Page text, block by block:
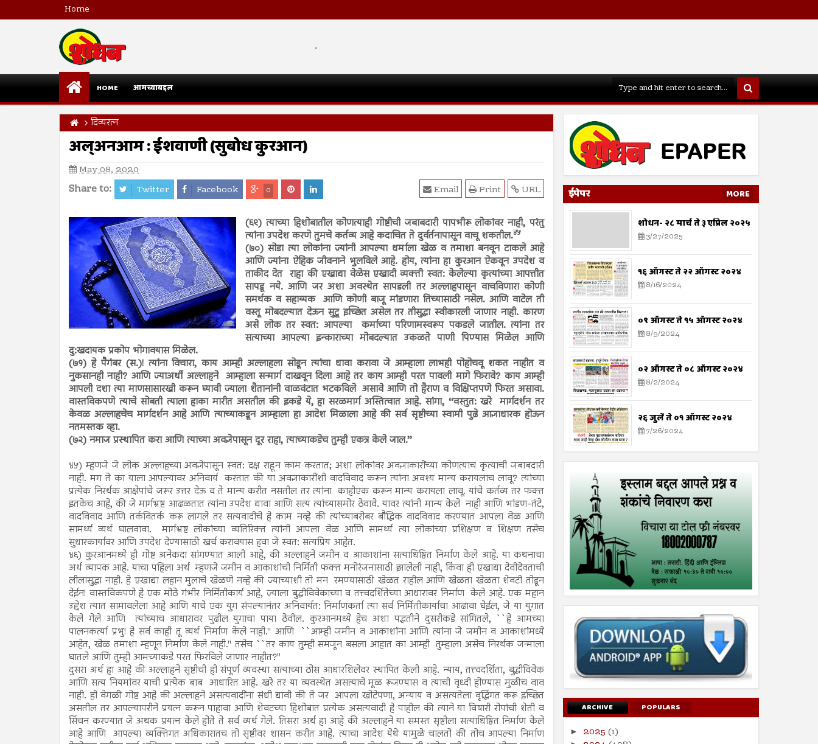
Home
.
HOME आमच्याबद्दल
दिव्यरत्न
अल्अनआम : ईशवाणी (सुबोध कुरआन)
May 08, 2020
Share to: Twitter Facebook 0 URL
Print
Email
(६९) त्याच्या हिशोबातील कोणत्याही गोष्टीची जबाबदारी पापभीरू लोकांवर नाही, परंतु
त्यांना उपदेश करणे तुमचे कर्तव्य आहे कदाचित ते दुर्वर्तनापासून वाचू शकतील.४५
(७०) सोडा त्या लोकांना ज्यांनी आपल्या धर्माला खेळ व तमाशा बनवून टाकले आहे
आणि ज्यांना ऐहिक जीवनाने भुलविले आहे. होय, त्यांना हा कुरआन ऐकवून उपदेश व
ताकीद देत राहा की एखाद्या वेळेस एखादी व्यक्ती स्वत: केलेल्या कृत्यांच्या आपत्तीत
सापडू नये. आणि जर अशा अवस्थेत सापडली तर अल्लाहपासून वाचविणारा कोणी
समर्थक व सहाय्यक आणि कोणी बाजू मांडणारा तिच्यासाठी नसेल. आणि वाटेल ती
वस्तू मोबदल्यात देऊन सुटू इच्छित असेल तर तीसुद्धा स्वीकारली जाणार नाही. कारण
असे लोक तर स्वत: आपल्या कर्माच्या परिणामस्वरूप पकडले जातील. त्यांना तर
सत्याच्या आपल्या इन्काराच्या मोबदल्यात उकळते पाणी पिण्यास मिळेल आणि
दु:खदायक प्रकोप भोगावयास मिळेल.
(७१) हे पैगंबर (स.)! त्यांना विचारा, काय आम्ही अल्लाहला सोडून त्यांचा धावा करावा जे आम्हाला लाभही पोहोचवू शकत नाहीत व
नुकसानही नाही? आणि ज्याअर्थी अल्लाहने आम्हाला सन्मार्ग दाखवून दिला आहे तर काय आम्ही परत पावली मागे फिरावे? काय आम्ही
आपली दशा त्या माणसासारखी करून घ्यावी ज्याला शैतानांनी वाळवंटात भटकविले असावे आणि तो हैराण व विक्षिप्तपणे फिरत असावा.
वास्तविकपणे त्याचे सोबती त्याला हाका मारीत असतील की इकडे ये, हा सरळमार्ग अस्तित्वात आहे. सांगा, ‘‘वस्तुत: खरे मार्गदर्शन तर
केवळ अल्लाहचेच मार्गदर्शन आहे आणि त्याच्याकडून आम्हाला हा आदेश मिळाला आहे की सर्व सृष्टीच्या स्वामी पुढे आज्ञाधारक होऊन
नतमस्तक व्हा.
(७२) नमाज प्रस्थापित करा आणि त्याच्या अवज्ञेपासून दूर राहा, त्याच्याकडेच तुम्ही एकत्र केले जाल.’’
४५) म्हणजे जे लोक अल्लाहच्या अवज्ञेपासून स्वत: दक्ष राहून काम करतात; अशा लोकांवर अवज्ञाकारींच्या कोणत्याच कृत्याची जबाबदारी
नाही. मग ते का याला आपल्यावर अनिवार्य करतात की या अवज्ञाकारींशी वादविवाद करून त्यांना अवश्य मान्य करायलाच लावू? त्यांच्या
प्रत्येक निरर्थक आक्षेपांचे जरूर उत्तर देऊ व ते मान्य करीत नसतील तर त्यांना काहीएक करून मान्य करायला लावू. यांचे कर्तव्य तर फक्त
इतकेच आहे, की जे मार्गभ्रष्ट आढळतात त्यांना उपदेश द्यावा आणि सत्य त्यांच्यासमोर ठेवावे. यावर त्यांनी मान्य केले नाही आणि भांडण-तंटे,
वादविवाद आणि तर्कवितर्क करू लागले तर सत्यवादीचे हे काम नव्हे की त्यांच्याबरोबर बौद्धिक वादविवाद करण्यात आपला वेळ आणि
सामर्थ्य व्यर्थ घालवावा. मार्गभ्रष्ट लोकांच्या व्यतिरिक्त त्यांनी आपला वेळ आणि सामर्थ्य त्या लोकांच्या प्रशिक्षण व शिक्षण तसेच
सुधारकार्यावर आणि उपदेश देण्यासाठी खर्च करावयास हवा जे स्वत: सत्यप्रिय आहेत.
४६) कुरआनमध्ये ही गोष्ट अनेकदा सांगण्यात आली आहे, की अल्लाहने जमीन व आकाशांना सत्याधिष्ठित निर्माण केले आहे. या कथनाचा
अर्थ व्यापक आहे. याचा पहिला अर्थ म्हणजे जमीन व आकाशांची निर्मिती फक्त मनोरंजनासाठी झालेली नाही, किंवा ही एखाद्या देवीदेवताची
लीलासुद्धा नाही. हे एखाद्या लहान मुलाचे खेळणे नव्हे की ज्याच्याशी तो मन रमण्यासाठी खेळत राहील आणि खेळता खेळता शेवटी तोडून
देईन! वास्तविकपणे हे एक मोठे गंभीर निर्मितीकार्य आहे, ज्याला बुद्धीविवेकाच्या व तत्त्वदर्शितेच्या आधारावर निर्माण केले आहे. एक महान
उद्देश त्यात सामावलेला आहे आणि याचे एक युग संपल्यानंतर अनिवार्यत: निर्माणकर्ता त्या सर्व निर्मितीकार्याचा आढावा घेईल, जे या युगात
केले गेले आणि त्यांच्याच आधारावर पुढील युगाचा पाया ठेवील. कुरआनमध्ये हेच अशा पद्धतीने दुसरीकडे सांगितले, ``हे आमच्या
पालनकर्त्या प्रभु! हे सर्व काही तू व्यर्थ निर्माण केले नाही.'' आणि ``आम्ही जमीन व आकाशांना आणि त्यांना जे जमीन व आकाशांमध्ये
आहेत, खेळ तमाशा म्हणून निर्माण केले नाही.'' तसेच ``तर काय तुम्ही समजून बसला आहात का आम्ही तुम्हाला असेच निरर्थक जन्माला
घातले आणि तुम्ही आमच्याकडे परत फिरविले जाणार नाहीत?''
दुसरा अर्थ हा आहे की अल्लाहने सृष्टीची ही संपूर्ण व्यवस्था सत्याच्या ठोस आधारशिलेवर स्थापित केली आहे. न्याय, तत्त्वदर्शिता, बुद्धीविवेक
आणि सत्य नियमांवर याची प्रत्येक बाब आधारित आहे. खरे तर या व्यवस्थेत असत्याचे मूळ रूजण्यास व त्याची वृध्दी होण्यास मुळीच वाव
नाही. ही वेगळी गोष्ट आहे की अल्लाहने असत्यवादींना संधी द्यावी की ते जर आपला खोटेपणा, अन्याय व असत्यतेला वृद्धिंगत करू इच्छित
असतील तर आपल्यापरीने प्रयत्न करून पाहावा आणि शेवटच्या हिशोबात प्रत्येक असत्यवादी हे पाहील की त्याने या विषारी रोपांची शेती व
सिंचन करण्यात जे अथक प्रयत्न केले होते ते सर्व व्यर्थ गेले. तिसरा अर्थ हा आहे की अल्लाहने या समस्त सृष्टीला सत्याधिष्ठित निर्माण केले
आहे आणि आपल्या व्यक्तिगत अधिकारातच तो सृष्टीवर शासन करीत आहे. त्याचा आदेश येथे यामुळे चालतो की तोच आपल्या निर्माण
ईपेपर MORE
शोधन- २८ मार्च ते ३ एप्रिल २०२५
3/27/2025
१६ ऑगस्ट ते २२ ऑगस्ट २०२४
8/16/2024
०९ ऑगस्ट ते १५ ऑगस्ट २०२४
8/9/2024
०२ ऑगस्ट ते ०८ ऑगस्ट २०२४
8/2/2024
२६ जुलै ते ०१ ऑगस्ट २०२४
7/26/2024
ARCHIVE POPULARS
► 2025 (1)